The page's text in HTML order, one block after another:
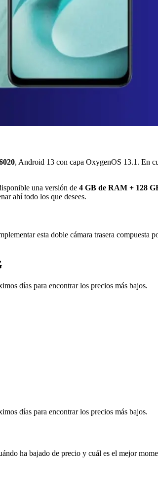
, Android 13 con capa OxygenOS 13.1. En
una versión de 4 GB de RAM + 128
ahí todo los que desees.
esta doble cámara trasera compuesta
días para encontrar los precios más bajos.
días para encontrar los precios más bajos.
ha bajado de precio y cuál es el mejor